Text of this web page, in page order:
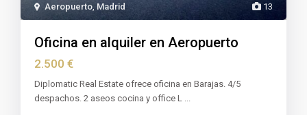
13
Aeropuerto, Madrid
Oficina en alquiler en Aeropuerto
2.500 €
Diplomatic Real Estate ofrece oficina en Barajas. 4/5
despachos. 2 aseos cocina y office L ...